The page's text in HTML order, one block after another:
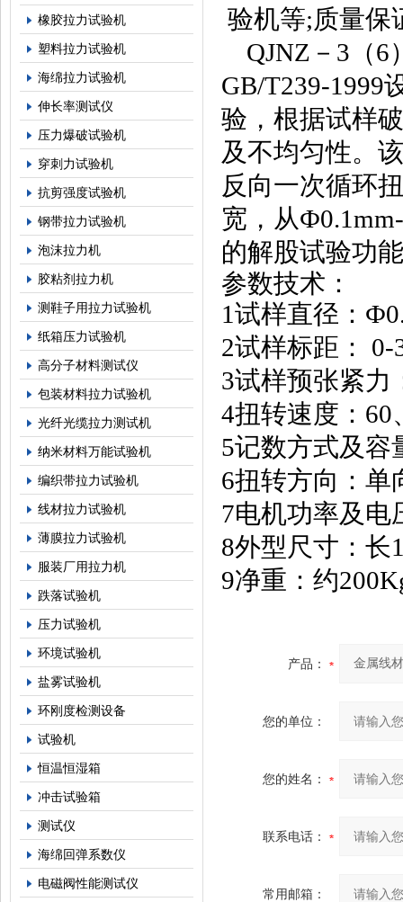
橡胶拉力试验机
塑料拉力试验机
海绵拉力试验机
伸长率测试仪
压力爆破试验机
穿刺力试验机
抗剪强度试验机
钢带拉力试验机
泡沫拉力机
胶粘剂拉力机
测鞋子用拉力试验机
纸箱压力试验机
高分子材料测试仪
包装材料拉力试验机
光纤光缆拉力测试机
纳米材料万能试验机
编织带拉力试验机
线材拉力试验机
薄膜拉力试验机
服装厂用拉力机
跌落试验机
压力试验机
环境试验机
盐雾试验机
环刚度检测设备
试验机
恒温恒湿箱
冲击试验箱
测试仪
海绵回弹系数仪
电磁阀性能测试仪
验机等;质量保
QJNZ － 3 （6
GB/T239-1999
验，根据试样
及不均匀性。
反向一次循环
宽，从Ф0.1mm-
的解股试验功
参数技术 ：
1试样直径： Ф
2试样标距： 0-
3试样预张紧力
4扭转速度： 60
5记数方式及容
6扭转方向：单
7电机功率及电
8外型尺寸：长
9净重：约
产品：
您的单位：
您的姓名：
联系电话：
常用邮箱：